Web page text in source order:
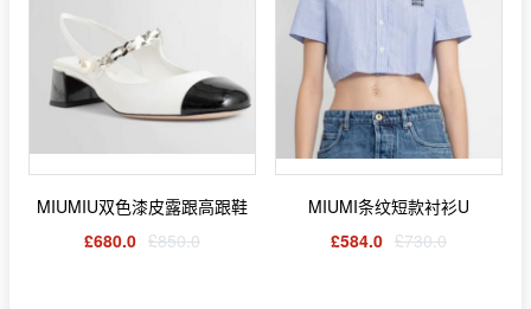
MIUMIU双色漆皮露跟高跟鞋
£680.0 £850.0
MIUMI条纹短款衬衫U
£584.0 £730.0